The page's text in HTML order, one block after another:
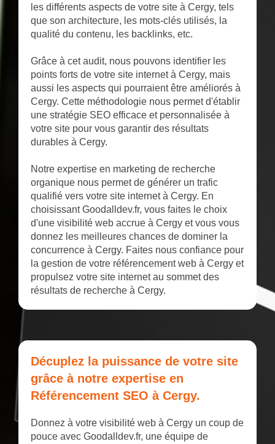
les différents aspects de votre site à Cergy, tels
que son architecture, les mots-clés utilisés, la
qualité du contenu, les backlinks, etc.
Grâce à cet audit, nous pouvons identifier les
points forts de votre site internet à Cergy, mais
aussi les aspects qui pourraient être améliorés à
Cergy. Cette méthodologie nous permet d'établir
une stratégie SEO efficace et personnalisée à
votre site pour vous garantir des résultats
durables à Cergy.
Notre expertise en marketing de recherche
organique nous permet de générer un trafic
qualifié vers votre site internet à Cergy. En
choisissant Goodalldev.fr, vous faites le choix
d'une visibilité web accrue à Cergy et vous vous
donnez les meilleures chances de dominer la
concurrence à Cergy. Faites nous confiance pour
la gestion de votre référencement web à Cergy et
propulsez votre site internet au sommet des
résultats de recherche à Cergy.
Décuplez la puissance de votre site
grâce à notre expertise en
Référencement SEO à Cergy.
Donnez à votre visibilité web à Cergy un coup de
pouce avec Goodalldev.fr, une équipe de